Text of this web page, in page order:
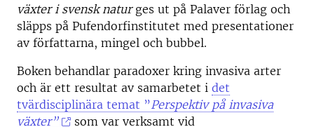
växter i svensk natur ges ut på Palaver förlag och
släpps på Pufendorfinstitutet med presentationer
av författarna, mingel och bubbel.
Boken behandlar paradoxer kring invasiva arter
och är ett resultat av samarbetet i det
tvärdisciplinära temat ”Perspektiv på invasiva
växter”
som var verksamt vid